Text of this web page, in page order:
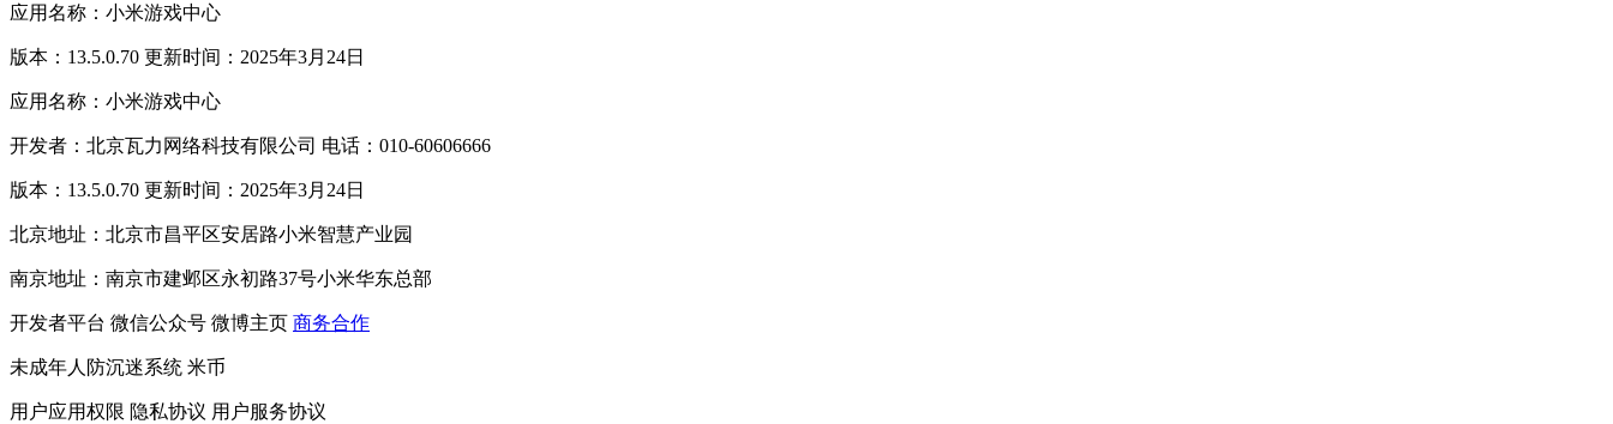
应用名称：小米游戏中心
版本：13.5.0.70 更新时间：2025年3月24日
应用名称：小米游戏中心
开发者：北京瓦力网络科技有限公司 电话：010-60606666
版本：13.5.0.70 更新时间：2025年3月24日
北京地址：北京市昌平区安居路小米智慧产业园
南京地址：南京市建邺区永初路37号小米华东总部
开发者平台 微信公众号 微博主页 商务合作
未成年人防沉迷系统 米币
用户应用权限 隐私协议 用户服务协议